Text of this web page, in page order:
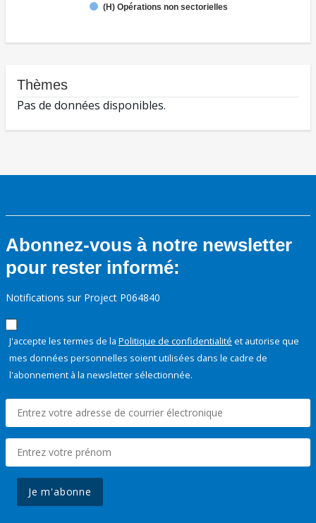
(H) Opérations non sectorielles
Thèmes
Pas de données disponibles.
Abonnez-vous à notre newsletter
pour rester informé:
Notifications sur Project P064840
J'accepte les termes de la Politique de confidentialité et autorise que
mes données personnelles soient utilisées dans le cadre de
l'abonnement à la newsletter sélectionnée.
Je m'abonne